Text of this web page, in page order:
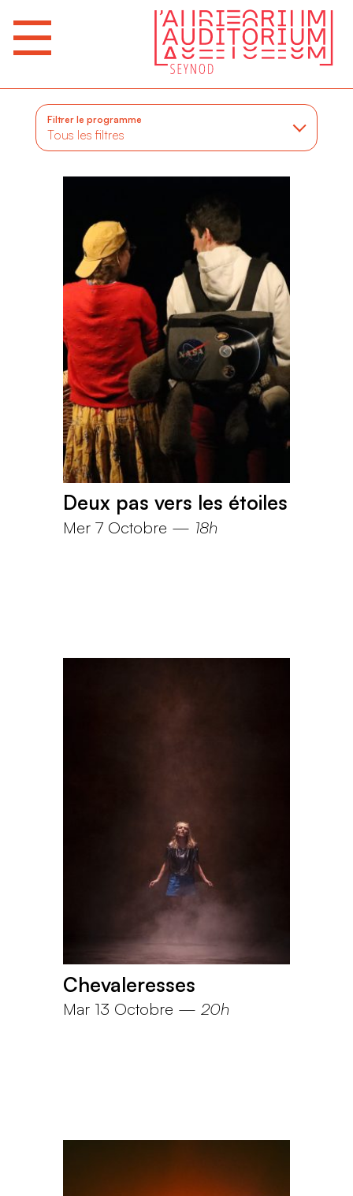
Filtrer le programme
Tous les filtres
Deux pas vers les étoiles
Mer 7 Octobre — 18h
Chevaleresses
Mar 13 Octobre — 20h